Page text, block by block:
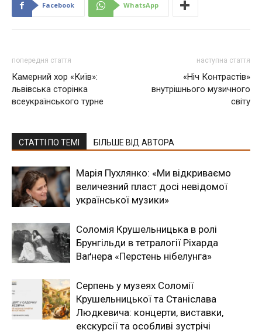
Facebook WhatsApp
попередня стаття
Камерний хор «Київ»:
львівська сторінка
всеукраїнського турне
наступна стаття
«Ніч Контрастів»
внутрішнього музичного
світу
СТАТТІ ПО ТЕМІ БІЛЬШЕ ВІД АВТОРА
Марія Пухлянко: «Ми відкриваємо
величезний пласт досі невідомої
української музики»
Соломія Крушельницька в ролі
Брунгільди в тетралогії Ріхарда
Ваґнера «Перстень нібелунга»
Серпень у музеях Соломії
Крушельницької та Станіслава
Людкевича: концерти, виставки,
екскурсії та особливі зустрічі